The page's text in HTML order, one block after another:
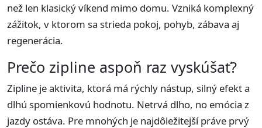
než len klasický víkend mimo domu. Vzniká komplexný
zážitok, v ktorom sa strieda pokoj, pohyb, zábava aj
regenerácia.
Prečo zipline aspoň raz vyskúšať?
Zipline je aktivita, ktorá má rýchly nástup, silný efekt a
dlhú spomienkovú hodnotu. Netrvá dlho, no emócia z
jazdy ostáva. Pre mnohých je najdôležitejší práve prvý